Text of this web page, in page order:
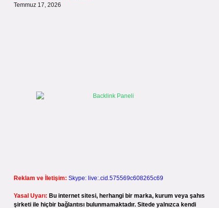
Temmuz 17, 2026
Reklam ve İletişim: Skype: live:.cid.575569c608265c69
Yasal Uyarı: Bu internet sitesi, herhangi bir marka, kurum veya şahıs
şirketi ile hiçbir bağlantısı bulunmamaktadır. Sitede yalnızca kendi